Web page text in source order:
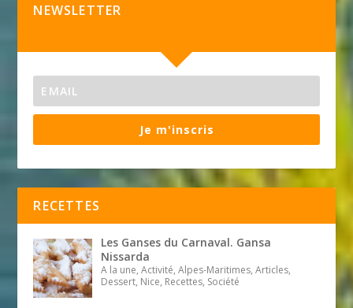
NEWSLETTER
Je m'inscris
RECETTES
Les Ganses du Carnaval. Gansa
Nissarda
A la une, Activité, Alpes-Maritimes, Articles,
Dessert, Nice, Recettes, Société